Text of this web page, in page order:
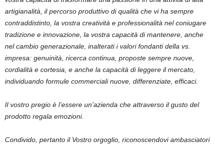
artigianalità, il percorso produttivo di qualità che vi ha sempre
contraddistinto, la vostra creatività e professionalità nel coniugare
tradizione e innovazione, la vostra capacità di mantenere, anche
nel cambio generazionale, inalterati i valori fondanti della vs.
impresa: genuinità, ricerca continua, proposte sempre nuove,
cordialità e cortesia, e anche la capacità di leggere il mercato,
individuando formule commerciali nuove, differenziate, efficaci.
Il vostro pregio è l’essere un’azienda che attraverso il gusto del
prodotto regala emozioni.
Condivido, pertanto il Vostro orgoglio, riconoscendovi ambasciatori